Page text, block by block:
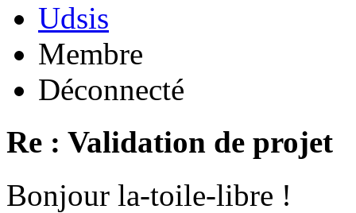
Udsis
Membre
Déconnecté
Re : Validation de projet
Bonjour la-toile-libre !